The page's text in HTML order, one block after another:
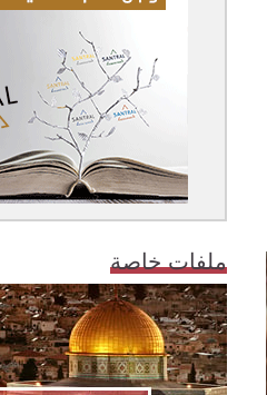
ملفات خاصة